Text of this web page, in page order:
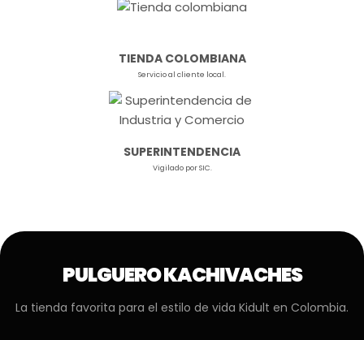
TIENDA COLOMBIANA
Servicio al cliente local.
SUPERINTENDENCIA
Vigilado por SIC.
PULGUERO KACHIVACHES
La tienda favorita para el estilo de vida Kidult en Colombia.